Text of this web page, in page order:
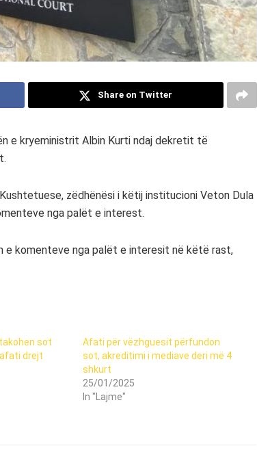
Share on Twitter
e kryeministrit Albin Kurti ndaj dekretit të
zëdhënësi i këtij institucioni Veton Dula
nga palët e interest.
e komenteve nga palët e interesit në këtë rast,
sot
drejt
Afati për vëzhguesit përfundon
sot, akreditimi i mediave deri më 4
shkurt
25/01/2025
In "Lajme"